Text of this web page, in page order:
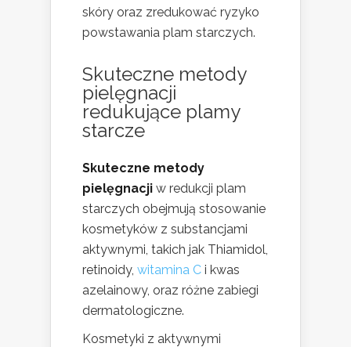
skóry oraz zredukować ryzyko
powstawania plam starczych.
Skuteczne metody
pielęgnacji
redukujące plamy
starcze
Skuteczne metody
pielęgnacji w redukcji plam
starczych obejmują stosowanie
kosmetyków z substancjami
aktywnymi, takich jak Thiamidol,
retinoidy, witamina C i kwas
azelainowy, oraz różne zabiegi
dermatologiczne.
Kosmetyki z aktywnymi